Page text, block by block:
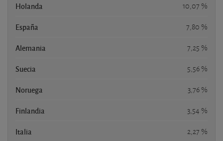
Holanda 10,07 %
España 7,80 %
Alemania 7,25 %
Suecia 5,56 %
Noruega 3,76 %
Finlandia 3,54 %
Italia 2,27 %